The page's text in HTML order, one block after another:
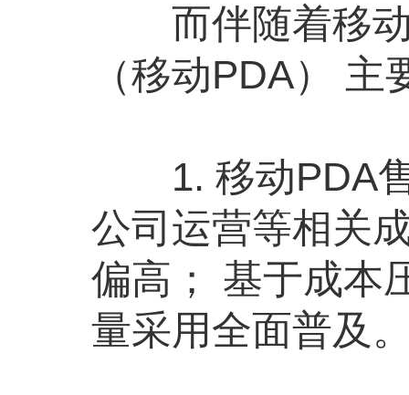
而伴随着移动
（移动PDA）
1. 移动PDA售
公司运营等相关
偏高； 基于成本
量采用全面普及